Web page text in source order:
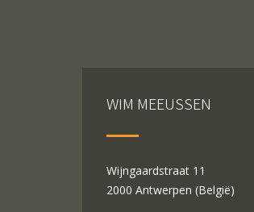
WIM MEEUSSEN
Wijngaardstraat 11
2000 Antwerpen (België)